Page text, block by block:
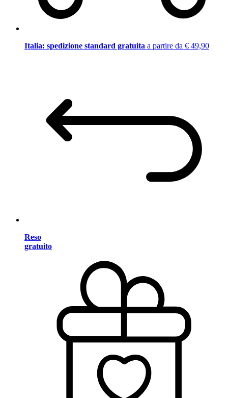
Italia: spedizione standard gratuita a partire da € 49,90
Reso
gratuito